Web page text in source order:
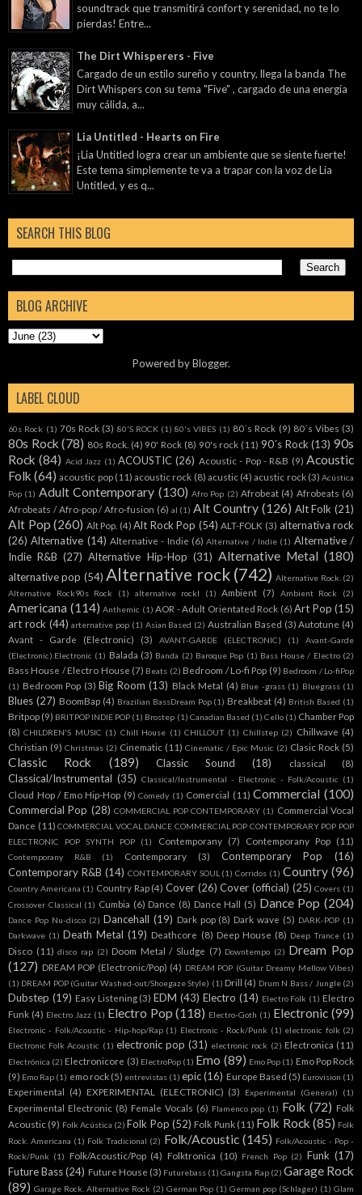
soundtrack que transmitirá confort y serenidad, no te lo
pierdas! Entre...
The Dirt Whisperers - Five
Cargado de un estilo sureño y country, llega la banda The
Dirt Whispers con su tema "Five" , cargado de una energía
muy cálida, a...
Lia Untitled - Hearts on Fire
¡Lia Untitled logra crear un ambiente que se siente fuerte!
Este tema simplemente te va a trapar con la voz de Lia
Untitled, y es q...
SEARCH THIS BLOG
BLOG ARCHIVE
Powered byBlogger.
LABEL CLOUD
60s Rock (1) 70s Rock (3) 80'S ROCK (1) 80's VIBES (1) 80´s Rock (9) 80´s Vibes (3)
80s Rock (78) 80s Rock. (4) 90' Rock (8) 90's rock (11) 90´s Rock (13) 90s
Rock (84) Acid Jazz (1) ACOUSTIC (26) Acoustic - Pop - R&B (9) Acoustic
Folk (64) acoustic pop (11) acoustic rock (8) acustic (4) acustic rock (3) Acústica
Pop (1) Adult Contemporary (130) Afro Pop (2) Afrobeat (4) Afrobeats (6)
Afrobeats / Afro-pop / Afro-fusion (6) al (1) Alt Country (126) Alt Folk (21)
Alt Pop (260) Alt Pop. (4) Alt Rock Pop (54) ALT-FOLK (3) alternativa rock
(26) Alternative (14) Alternative - Indie (6) Alternative / Indie (1) Alternative /
Indie R&B (27) Alternative Hip-Hop (31) Alternative Metal (180)
alternative pop (54) Alternative rock (742) Alternative Rock. (2)
Alternative Rock90s Rock
(1) alternative rockl (1) Ambient (7) Ambient Rock (2)
Americana (114) Anthemic (1) AOR - Adult Orientated Rock (6) Art Pop (15)
art rock (44) arternative pop (1) Asian Based (2) Australian Based (3) Autotune (4)
Avant - Garde (Electronic)
(3) AVANT-GARDE (ELECTRONIC) (1)
Avant-Garde
(Electronic).Electronic (1) Balada (3) Banda (2) Baroque Pop (1) Bass House / Electro (2)
Bass House / Electro House (7) Beats (2) Bedroom / Lo-fi Pop (9) Bedroom / Lo-fiPop
(1) Bedroom Pop (3) Big Room (13) Black Metal (4) Blue -grass (1) Bluegrass (1)
Blues (27) BoomBap (4) Brazilian BassDream Pop (1) Breakbeat (4) British Based (1)
Britpop (9) BRITPOP INDIE POP (1) Brostep (1) Canadian Based (1) Cello (1) Chamber Pop
(8) CHILDREN'S MUSIC (1) Chill House (1) CHILLOUT (1) Chillstep (2) Chillwave (4)
Christian (9) Christmas (2) Cinematic (11) Cinematic / Epic Music (2) Clasic Rock (5)
Classic Rock (189) Classic Sound (18) classical (8)
Classical/Instrumental (35) Classical/Instrumental - Electronic - Folk/Acoustic (1)
Cloud Hop / Emo Hip-Hop (9) Comedy (1) Comercial (11) Commercial (100)
Commercial Pop (28) COMMERCIAL POP CONTEMPORARY (1) Commercial Vocal
Dance (11) COMMERCIAL VOCAL DANCE COMMERCIAL POP CONTEMPORARY POP POP
ELECTRONIC POP SYNTH POP
(1) Contemporany (7) Contemporany Pop (11)
Contemporany R&B (1) Contemporary (3) Contemporary Pop
(16)
Contemporary R&B (14) CONTEMPORARY SOUL (1) Corridos (1) Country (96)
Country Americana (1) Country Rap (4) Cover (26) Cover (official) (25) Covers (1)
Crossover Classical (1) Cumbia (6) Dance (8) Dance Hall (5) Dance Pop (204)
Dance Pop Nu-disco (2) Dancehall (19) Dark pop (8) Dark wave (5) DARK-POP (1)
Darkwave (1) Death Metal (19) Deathcore (8) Deep House (8) Deep Trance (1)
Disco (11) disco rap (2) Doom Metal / Sludge (7) Downtempo (2) Dream Pop
(127) DREAM POP (Electronic/Pop) (4) DREAM POP (Guitar Dreamy Mellow Vibes)
(1) DREAM POP (Guitar Washed-out/Shoegaze Style) (1) Drill (4) Drum N Bass / Jungle (2)
Dubstep (19) Easy Listening (3) EDM (43) Electro (14) Electro Folk (1) Electro
Funk (4) Electro Jazz (1) Electro Pop (118) Electro-Goth (1) Electronic (99)
Electronic - Folk/Acoustic - Hip-hop/Rap (1) Electronic - Rock/Punk (1) electronic folk (2)
Electronic Folk Acoustic (1) electronic pop (31) electronic rock (2) Electronica (11)
Electrónica (2) Electronicore (3) ElectroPop (1) Emo (89) Emo Pop (1) Emo Pop Rock
(9) Emo Rap (1) emo rock (5) entrevistas (1) epic (16) Europe Based (5) Eurovision (1)
Experimental (4) EXPERIMENTAL (ELECTRONIC) (3) Experimental (General) (1)
Experimental Electronic (8) Female Vocals (6) Flamenco pop (1) Folk (72) Folk
Acoustic (9) Folk Acústica (2) Folk Pop (52) Folk Punk (11) Folk Rock (85) Folk
Rock. Americana (1) Folk Tradicional (2) Folk/Acoustic (145) Folk/Acoustic - Pop -
Rock/Punk (1) Folk/Acoustic/Pop (4) Folktronica (10) French Pop (2) Funk (17)
Future Bass (24) Future House (3) Futurebass (1) Gangsta Rap (2) Garage Rock
(89) Garage Rock. Alternative Rock (2) German Pop (1) German pop (Schlager) (1) Glam